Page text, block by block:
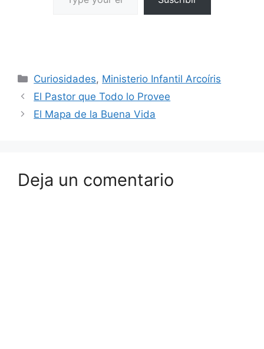
Curiosidades, Ministerio Infantil Arcoíris
El Pastor que Todo lo Provee
El Mapa de la Buena Vida
Deja un comentario